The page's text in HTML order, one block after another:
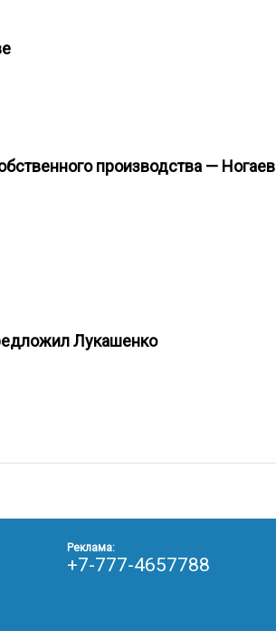
производства — Ногаев
Лукашенко
Реклама:
+7-777-4657788